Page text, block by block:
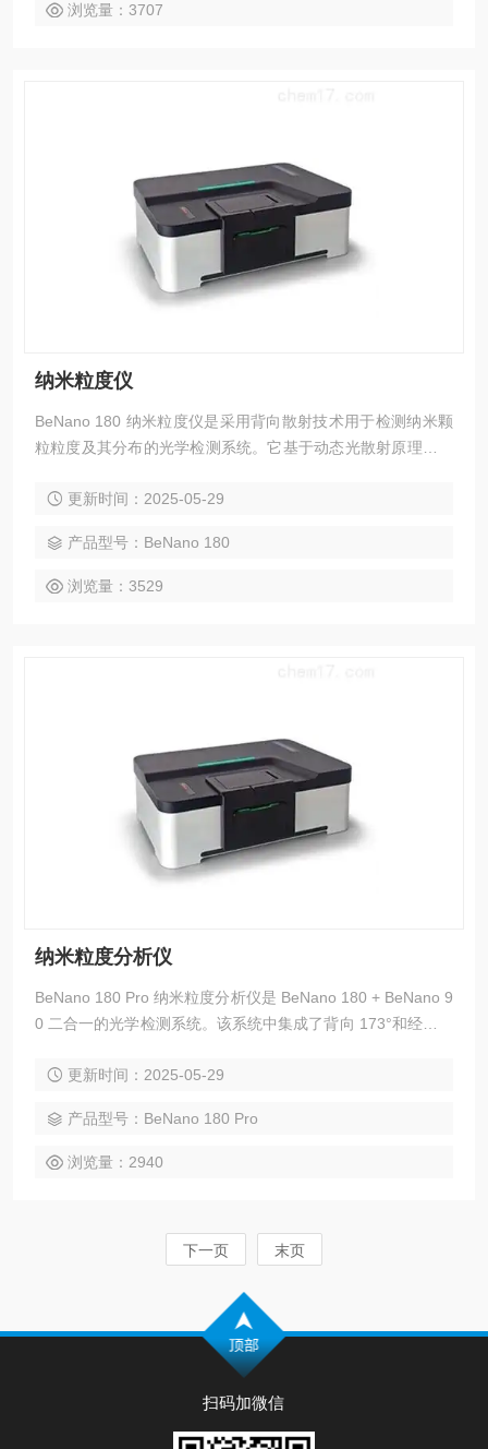
浏览量：3707
纳米粒度仪
BeNano 180 纳米粒度仪是采用背向散射技术用于检测纳米颗
粒粒度及其分布的光学检测系统。它基于动态光散射原理，样
向 173°角检测样品颗粒布朗运动造成的散射光强随时间的波
数学方法就可以得到颗粒的扩散系数，进一步利用斯托克斯 -
爱因斯坦方程就得到样品的粒度结果
更新时间：2025-05-29
产品型号：BeNano 180
浏览量：3529
纳米粒度分析仪
BeNano 180 Pro 纳米粒度分析仪是 BeNano 180 + BeNano 9
0 二合一的光学检测系统。该系统中集成了背向 173°和经典的
各种浓度样品的粒径及粒径分布，可广泛的应用于化学、化
控制。双角度结合测量兼顾高低浓度样品，还具有检测极微量
样品的能力。
更新时间：2025-05-29
产品型号：BeNano 180 Pro
浏览量：2940
下一页 末页
扫码加微信